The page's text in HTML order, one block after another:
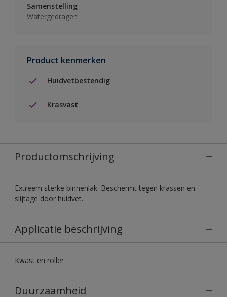
Samenstelling
Watergedragen
Product kenmerken
Huidvetbestendig
Krasvast
Productomschrijving
Extreem sterke binnenlak. Beschermt tegen krassen en
slijtage door huidvet.
Applicatie beschrijving
Kwast en roller
Duurzaamheid